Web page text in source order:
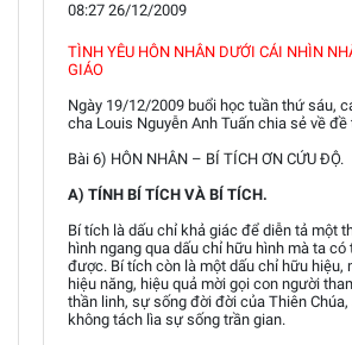
08:27 26/12/2009
TÌNH YÊU HÔN NHÂN DƯỚI CÁI NHÌN
GIÁO
Ngày 19/12/2009 buổi học tuần thứ sáu,
cha Louis Nguyễn Anh Tuấn chia sẻ về đề
Bài 6) HÔN NHÂN – BÍ TÍCH ƠN CỨU ĐỘ.
A) TÍNH BÍ TÍCH VÀ BÍ TÍCH.
Bí tích là dấu chỉ khả giác để diễn tả một
hình ngang qua dấu chỉ hữu hình mà ta có
được. Bí tích còn là một dấu chỉ hữu hiệu,
hiệu năng, hiệu quả mời gọi con người
thần linh, sự sống đời đời của Thiên
không tách lìa sự sống trần gian.